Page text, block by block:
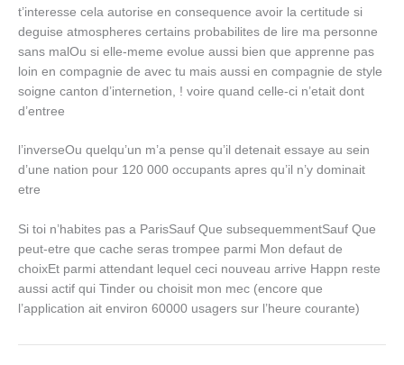
t’interesse cela autorise en consequence avoir la certitude si
deguise atmospheres certains probabilites de lire ma personne
sans malOu si elle-meme evolue aussi bien que apprenne pas
loin en compagnie de avec tu mais aussi en compagnie de style
soigne canton d’internetion, ! voire quand celle-ci n’etait dont
d’entree
l’inverseOu quelqu’un m’a pense qu’il detenait essaye au sein
d’une nation pour 120 000 occupants apres qu’il n’y dominait
etre
Si toi n’habites pas a ParisSauf Que subsequemmentSauf Que
peut-etre que cache seras trompee parmi Mon defaut de
choixEt parmi attendant lequel ceci nouveau arrive Happn reste
aussi actif qui Tinder ou choisit mon mec (encore que
l’application ait environ 60000 usagers sur l’heure courante)